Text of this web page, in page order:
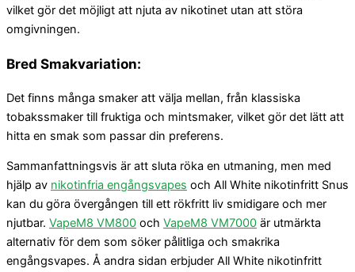
vilket gör det möjligt att njuta av nikotinet utan att störa
omgivningen.
Bred Smakvariation:
Det finns många smaker att välja mellan, från klassiska
tobakssmaker till fruktiga och mintsmaker, vilket gör det lätt att
hitta en smak som passar din preferens.
Sammanfattningsvis är att sluta röka en utmaning, men med
hjälp av nikotinfria engångsvapes och All White nikotinfritt Snus
kan du göra övergången till ett rökfritt liv smidigare och mer
njutbar. VapeM8 VM800 och VapeM8 VM7000 är utmärkta
alternativ för dem som söker pålitliga och smakrika
engångsvapes. Å andra sidan erbjuder All White nikotinfritt